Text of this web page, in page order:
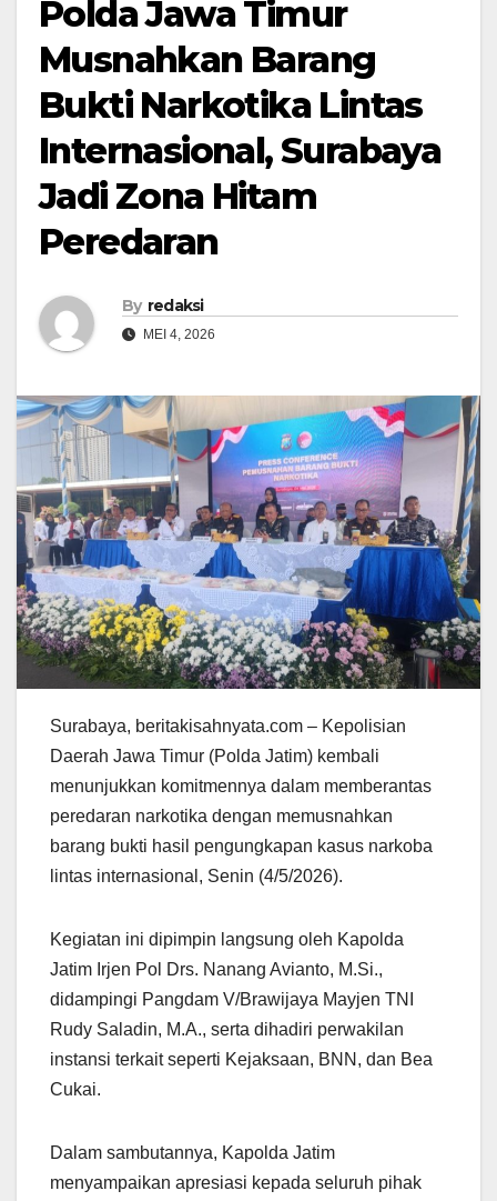
Polda Jawa Timur
Musnahkan Barang
Bukti Narkotika Lintas
Internasional, Surabaya
Jadi Zona Hitam
Peredaran
By redaksi
MEI 4, 2026
Surabaya, beritakisahnyata.com – Kepolisian
Daerah Jawa Timur (Polda Jatim) kembali
menunjukkan komitmennya dalam memberantas
peredaran narkotika dengan memusnahkan
barang bukti hasil pengungkapan kasus narkoba
lintas internasional, Senin (4/5/2026).
Kegiatan ini dipimpin langsung oleh Kapolda
Jatim Irjen Pol Drs. Nanang Avianto, M.Si.,
didampingi Pangdam V/Brawijaya Mayjen TNI
Rudy Saladin, M.A., serta dihadiri perwakilan
instansi terkait seperti Kejaksaan, BNN, dan Bea
Cukai.
Dalam sambutannya, Kapolda Jatim
menyampaikan apresiasi kepada seluruh pihak